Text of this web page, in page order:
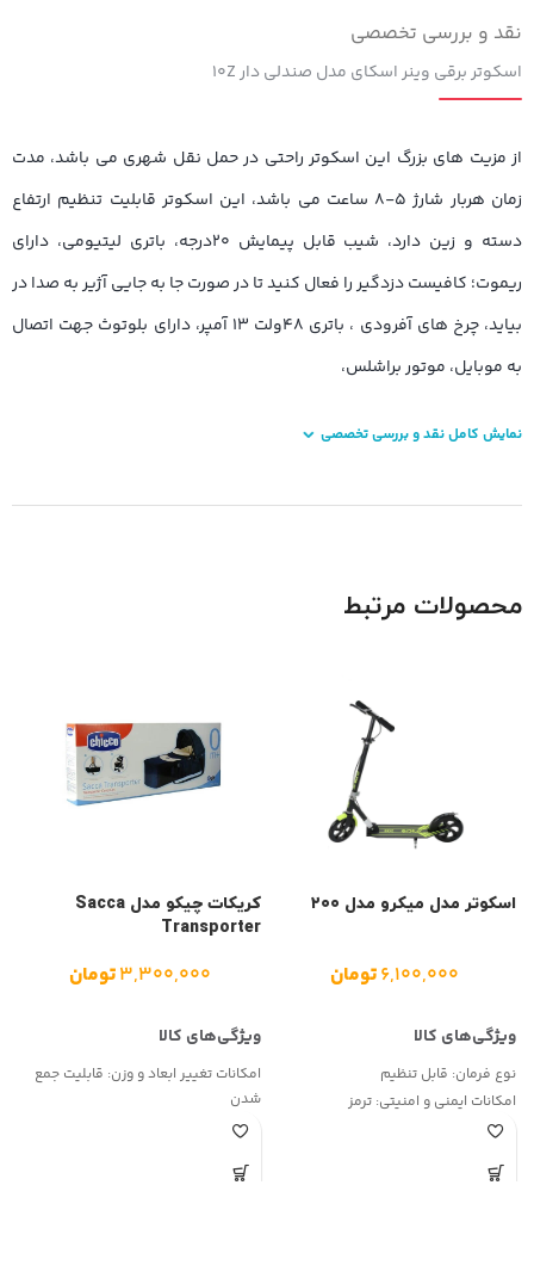
نقد و بررسی تخصصی
اسکوتر برقی وینر اسکای مدل صندلی دار ۱۰Z
از مزیت های بزرگ این اسکوتر راحتی در حمل نقل شهری می باشد، مدت
زمان هربار شارژ ۵-۸ ساعت می باشد، این اسکوتر قابلیت تنظیم ارتفاع
دسته و زین دارد، شیب قابل پیمایش ۲۰درجه، باتری لیتیومی، دارای
ریموت؛ کافیست دزدگیر را فعال کنید تا در صورت جا به جایی آژیر به صدا در
بیاید، چرخ های آفرودی ، باتری ۴۸ولت ۱۳ آمپر، دارای بلوتوث جهت اتصال
به موبایل، موتور براشلس،
نمایش کامل نقد و بررسی تخصصی
محصولات مرتبط
اسکوتر مدل میکرو مدل ۲۰۰
۶,۱۰۰,۰۰۰تومان
نوع فرمان: قابل تنظیم
امکانات ایمنی و امنیتی: ترمز
کریکات چیکو مدل Sacca
Transporter
۳,۳۰۰,۰۰۰تومان
امکانات تغییر ابعاد و وزن: قابلیت جمع
شدن